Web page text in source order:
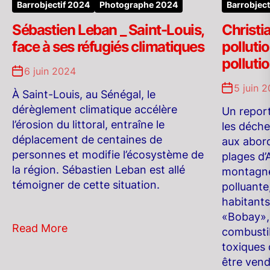
Barrobjectif 2024 Photographe 2024
Sébastien Leban _ Saint-Louis,
face à ses réfugiés climatiques
6 juin 2024
À Saint-Louis, au Sénégal, le
dérèglement climatique accélère
l’érosion du littoral, entraîne le
déplacement de centaines de
personnes et modifie l’écosystème de
la région. Sébastien Leban est allé
témoigner de cette situation.
Read More
5 juin
Un
les
aux
plages
toxiques
être